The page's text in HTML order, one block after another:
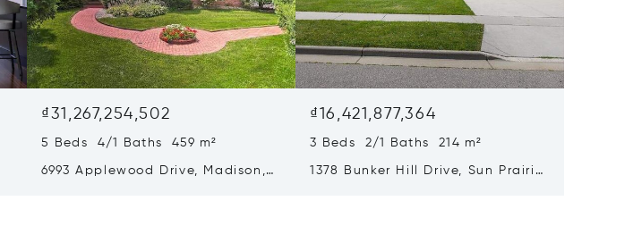
₫31,267,254,502
5 Beds 4/1 Baths 459 m²
6993 Applewood Drive, Madison,
₫16,421,877,364
3 Beds 2/1 Baths 214 m²
1378 Bunker Hill Drive, Sun Prairie,